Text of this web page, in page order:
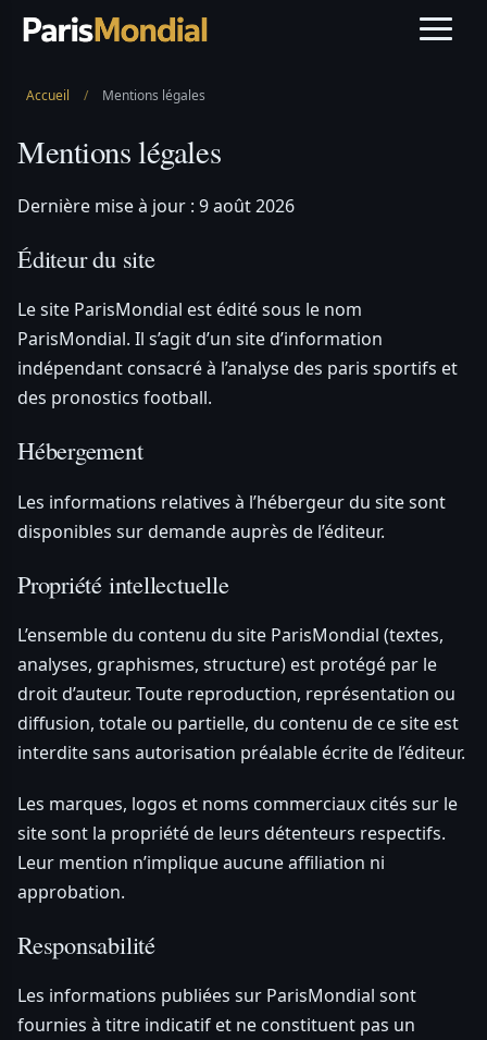
Accueil / Mentions légales
Mentions légales
Dernière mise à jour : 9 août 2026
Éditeur du site
Le site ParisMondial est édité sous le nom
ParisMondial. Il s’agit d’un site d’information
indépendant consacré à l’analyse des paris sportifs et
des pronostics football.
Hébergement
Les informations relatives à l’hébergeur du site sont
disponibles sur demande auprès de l’éditeur.
Propriété intellectuelle
L’ensemble du contenu du site ParisMondial (textes,
analyses, graphismes, structure) est protégé par le
droit d’auteur. Toute reproduction, représentation ou
diffusion, totale ou partielle, du contenu de ce site est
interdite sans autorisation préalable écrite de l’éditeur.
Les marques, logos et noms commerciaux cités sur le
site sont la propriété de leurs détenteurs respectifs.
Leur mention n’implique aucune affiliation ni
approbation.
Responsabilité
Les informations publiées sur ParisMondial sont
fournies à titre indicatif et ne constituent pas un